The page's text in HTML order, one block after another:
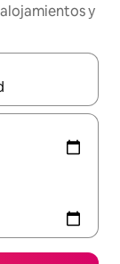
y
con las